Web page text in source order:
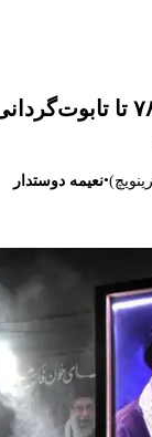
•نعیمه دوستدار